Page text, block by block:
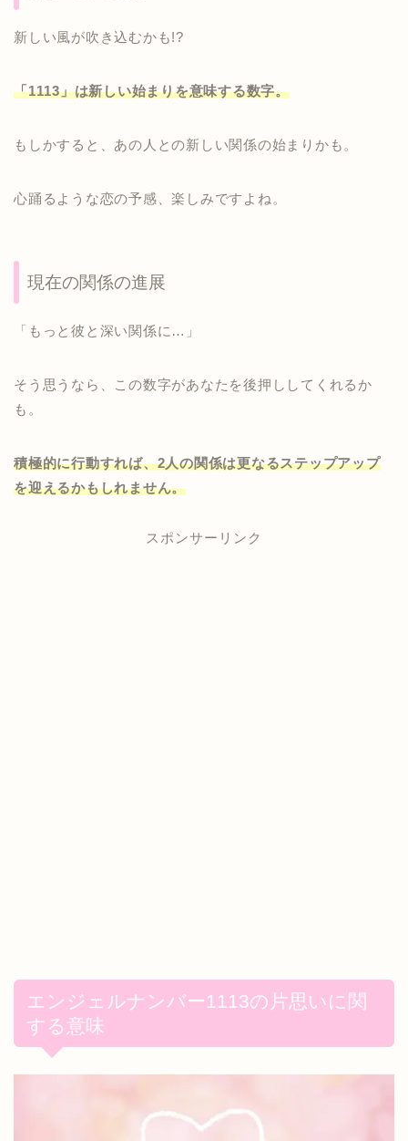
新しい風が吹き込むかも!?
「1113」は新しい始まりを意味する数字。
もしかすると、あの人との新しい関係の始まりかも。
心踊るような恋の予感、楽しみですよね。
現在の関係の進展
「もっと彼と深い関係に…」
そう思うなら、この数字があなたを後押ししてくれるか
も。
積極的に行動すれば、2人の関係は更なるステップアップ
を迎えるかもしれません。
スポンサーリンク
エンジェルナンバー1113の片思いに関
する意味